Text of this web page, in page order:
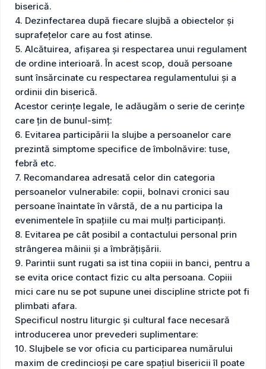
biserică.
4. Dezinfectarea după fiecare slujbă a obiectelor şi
suprafeţelor care au fost atinse.
5. Alcătuirea, afişarea şi respectarea unui regulament
de ordine interioară. În acest scop, două persoane
sunt însărcinate cu respectarea regulamentului şi a
ordinii din biserică.
Acestor cerinţe legale, le adăugăm o serie de cerinţe
care ţin de bunul-simţ:
6. Evitarea participării la slujbe a persoanelor care
prezintă simptome specifice de îmbolnăvire: tuse,
febră etc.
7. Recomandarea adresată celor din categoria
persoanelor vulnerabile: copii, bolnavi cronici sau
persoane înaintate în vârstă, de a nu participa la
evenimentele în spațiile cu mai mulți participanți.
8. Evitarea pe cât posibil a contactului personal prin
strângerea mâinii și a îmbrățișării.
9. Parintii sunt rugati sa ist tina copiii in banci, pentru a
se evita orice contact fizic cu alta persoana. Copiii
mici care nu se pot supune unei discipline stricte pot fi
plimbati afara.
Specificul nostru liturgic şi cultural face necesară
introducerea unor prevederi suplimentare:
10. Slujbele se vor oficia cu participarea numărului
maxim de credincioși pe care spațiul bisericii îl poate